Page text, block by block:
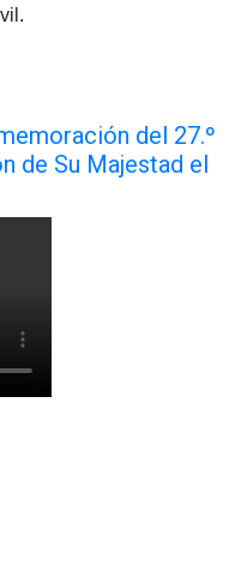
del 27.º
de Su Majestad el